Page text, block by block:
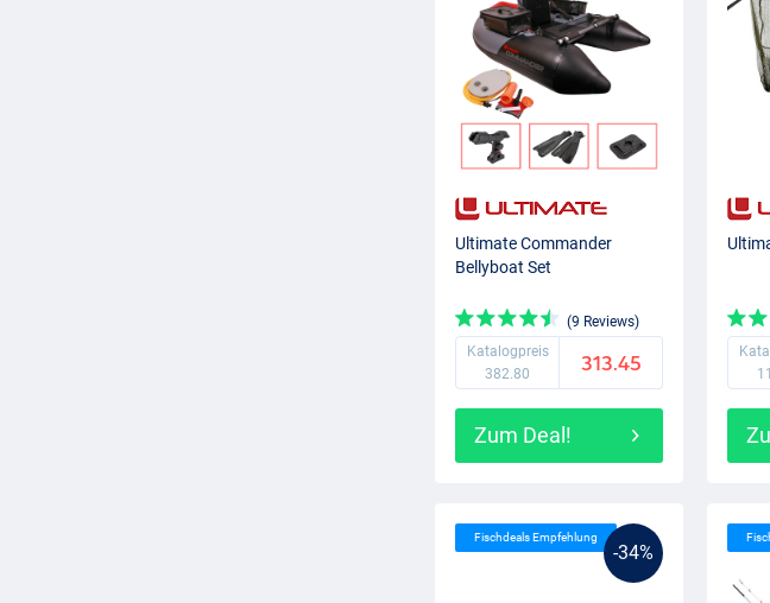
Ultimate Commander
Bellyboat Set
(9 Reviews)
Katalogpreis
382.80
313.45
Zum Deal!
-34%
Fischdeals Empfehlung